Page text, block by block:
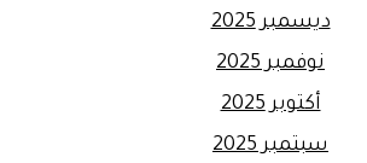
ديسمبر 2025
نوفمبر 2025
أكتوبر 2025
سبتمبر 2025